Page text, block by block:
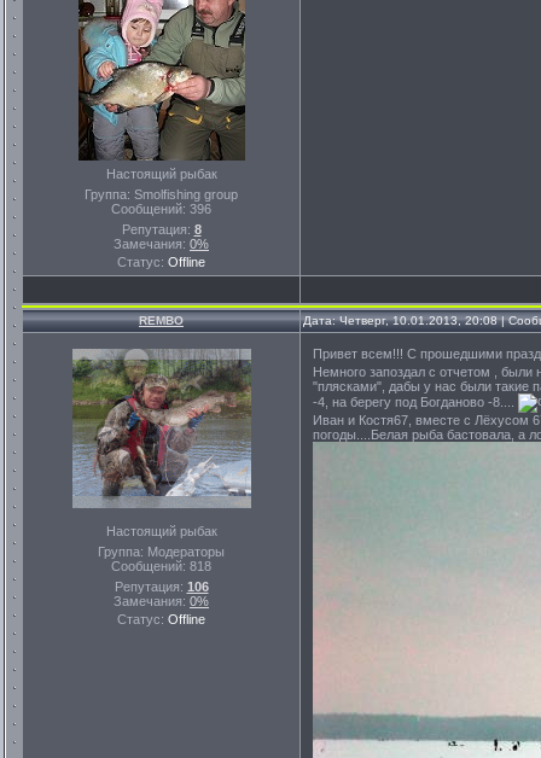
Настоящий рыбак
Группа: Smolfishing group
Сообщений: 396
Репутация: 8
Замечания: 0%
Статус: Offline
REMBO Дата: Четверг, 10.01.2013, 20:08 |
Настоящий рыбак
Группа: Модераторы
Сообщений: 818
Репутация: 106
Замечания: 0%
Статус: Offline
Привет всем!!! С прошедшими
Немного запоздал с отчетом ,
"плясками", дабы у нас были такие
-4, на берегу под Богданово -8....
Иван и Костя67, вместе с Лёхусом
погоды....Белая рыба бастовала, а